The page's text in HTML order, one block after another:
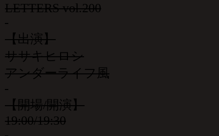
LETTERS vol.200
【出演】
ササキヒロシ
アンダーライフ風
【開場/開演】
19:00/19:30